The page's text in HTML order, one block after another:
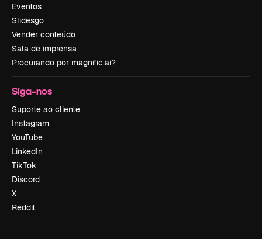
Eventos
Slidesgo
Vender conteúdo
Sala de imprensa
Procurando por magnific.ai?
Siga-nos
Suporte ao cliente
Instagram
YouTube
LinkedIn
TikTok
Discord
X
Reddit